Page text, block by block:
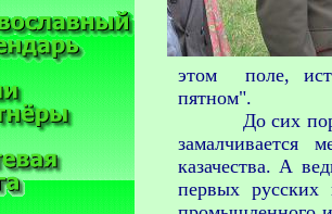
этом поле,
пятном".
До сих
замалчивается
казачества. А
первых